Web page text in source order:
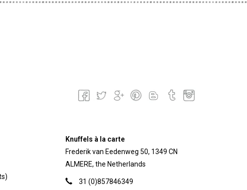
Knuffels à la carte
Frederik van Eedenweg 50, 1349 CN
ALMERE, the Netherlands
31 (0)857846349